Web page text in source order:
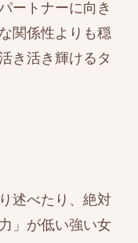
ートナーに向き
関係性よりも穏
き活き輝けるタ
述べたり、絶対
」が低い強い女